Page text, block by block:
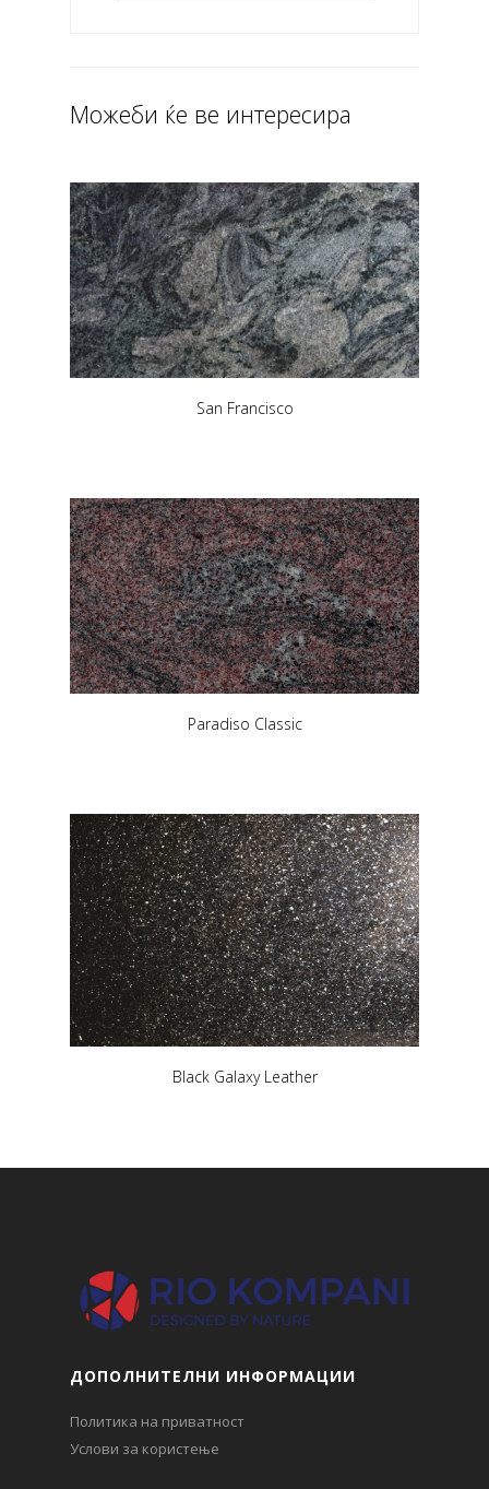
Можеби ќе ве интересира
San Francisco
Paradiso Classic
Black Galaxy Leather
ДОПОЛНИТЕЛНИ ИНФОРМАЦИИ
Политика на приватност
Услови за користење